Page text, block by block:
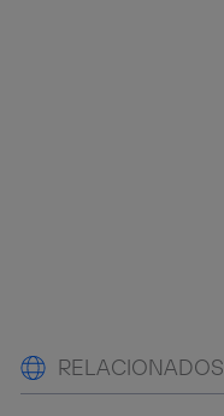
RELACIONADOS